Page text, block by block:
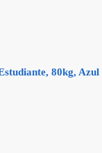
80kg, Azul